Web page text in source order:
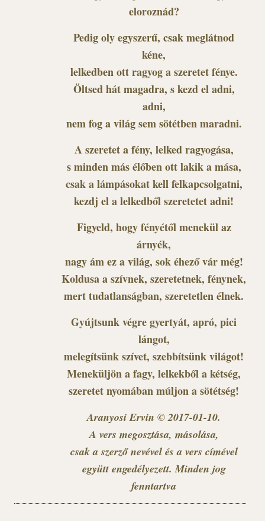
eloroznád?
Pedig oly egyszerű, csak meglátnod
kéne,
lelkedben ott ragyog a szeretet fénye.
Öltsed hát magadra, s kezd el adni,
adni,
nem fog a világ sem sötétben maradni.
A szeretet a fény, lelked ragyogása,
s minden más élőben ott lakik a mása,
csak a lámpásokat kell felkapcsolgatni,
kezdj el a lelkedből szeretetet adni!
Figyeld, hogy fényétől menekül az
árnyék,
nagy ám ez a világ, sok éhező vár még!
Koldusa a szívnek, szeretetnek, fénynek,
mert tudatlanságban, szeretetlen élnek.
Gyújtsunk végre gyertyát, apró, pici
lángot,
melegítsünk szívet, szebbítsünk világot!
Meneküljön a fagy, lelkekből a kétség,
szeretet nyomában múljon a sötétség!
Aranyosi Ervin © 2017-01-10.
A vers megosztása, másolása,
csak a szerző nevével és a vers címével
együtt engedélyezett. Minden jog
fenntartva